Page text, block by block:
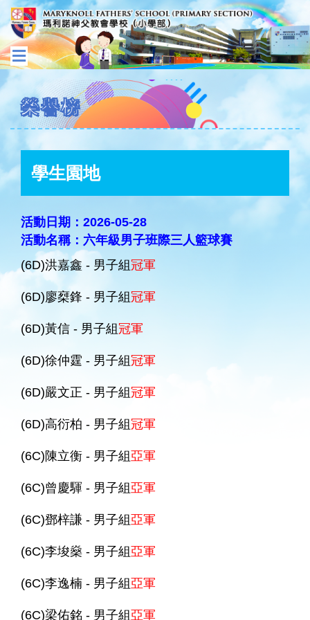
榮譽榜
學生園地
活動日期：2026-05-28
活動名稱：六年級男子班際三人籃球賽
(6D)洪嘉鑫 - 男子組 冠軍
(6D)廖椉鋒 - 男子組 冠軍
(6D)黃信 - 男子組 冠軍
(6D)徐仲霆 - 男子組 冠軍
(6D)嚴文正 - 男子組 冠軍
(6D)高衍柏 - 男子組 冠軍
(6C)陳立衡 - 男子組 亞軍
(6C)曾慶䮝 - 男子組 亞軍
(6C)鄧梓謙 - 男子組 亞軍
(6C)李埈燊 - 男子組 亞軍
(6C)李逸楠 - 男子組 亞軍
(6C)梁佑銘 - 男子組 亞軍